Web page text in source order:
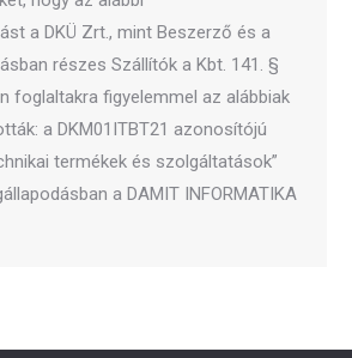
a DKÜ Zrt., mint Beszerző és a
részes Szállítók a Kbt. 141. §
foglaltakra figyelemmel az alábbiak
a DKM01ITBT21 azonosítójú
termékek és szolgáltatások”
a DAMIT INFORMATIKA